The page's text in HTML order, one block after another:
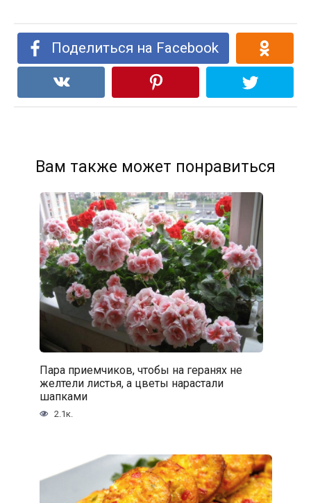
Поделиться на Facebook
Вам также может понравиться
Пара приемчиков, чтобы на геранях не
желтели листья, а цветы нарастали
шапками
2.1к.